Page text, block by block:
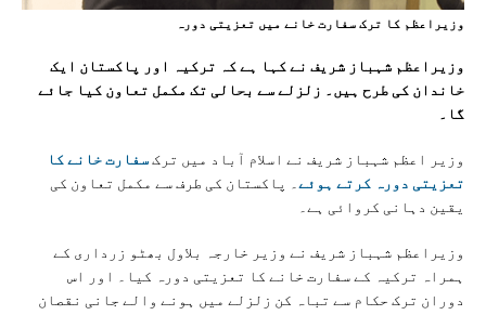
وزیراعظم کا ترک سفارت خانے میں تعزیتی دورہ
وزیراعظم شہباز شریف نے کہا ہے کہ ترکیہ اور پاکستان ایک
خاندان کی طرح ہیں۔ زلزلے سے بحالی تک مکمل تعاون کیا جائے
گا۔
وزیر اعظم شہباز شریف نے اسلام آباد میں ترکسفارت خانے کا
تعزیتی دورہ کرتے ہوئے ۔ پاکستان کی طرف سے مکمل تعاون کی
یقین دہانی کروائی ہے۔
وزیراعظم شہباز شریف نے وزیر خارجہ بلاول بھٹو زرداری کے
ہمراہ ترکیہ کے سفارت خانے کا تعزیتی دورہ کیا۔ اور اس
دوران ترک حکام سے تباہ کن زلزلے میں ہونے والے جانی نقصان